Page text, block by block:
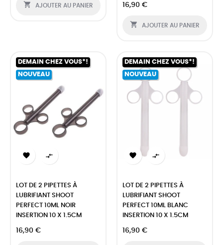
 AJOUTER AU PANIER 16,90 €
 AJOUTER AU PANIER
DEMAIN CHEZ VOUS*!
NOUVEAU
 
LOT DE 2 PIPETTES À
LUBRIFIANT SHOOT
PERFECT 10ML NOIR
INSERTION 10 X 1.5CM
16,90 €
DEMAIN CHEZ VOUS*!
NOUVEAU
 
LOT DE 2 PIPETTES À
LUBRIFIANT SHOOT
PERFECT 10ML BLANC
INSERTION 10 X 1.5CM
16,90 €